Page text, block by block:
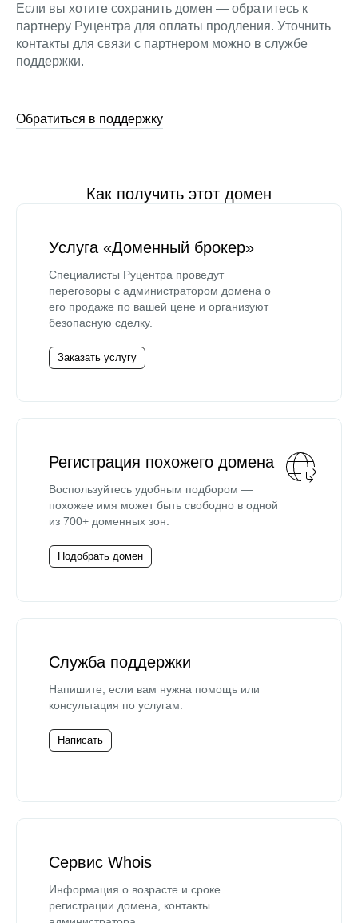
Если вы хотите сохранить домен — обратитесь к
партнеру Руцентра для оплаты продления. Уточнить
контакты для связи с партнером можно в службе
поддержки.
Обратиться в поддержку
Как получить этот домен
Услуга «Доменный брокер»
Специалисты Руцентра проведут
переговоры с администратором домена о
его продаже по вашей цене и организуют
безопасную сделку.
Заказать услугу
Регистрация похожего домена
Воспользуйтесь удобным подбором —
похожее имя может быть свободно в одной
из 700+ доменных зон.
Подобрать домен
Служба поддержки
Напишите, если вам нужна помощь или
консультация по услугам.
Написать
Сервис Whois
Информация о возрасте и сроке
регистрации домена, контакты